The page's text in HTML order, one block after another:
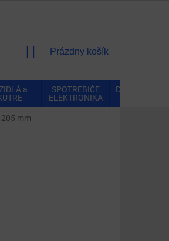
NÁKUPNÝ
Prázdny košík
a
SPOTREBIČE
ELEKTRONIKA
DOMÁCNOSŤ
mm